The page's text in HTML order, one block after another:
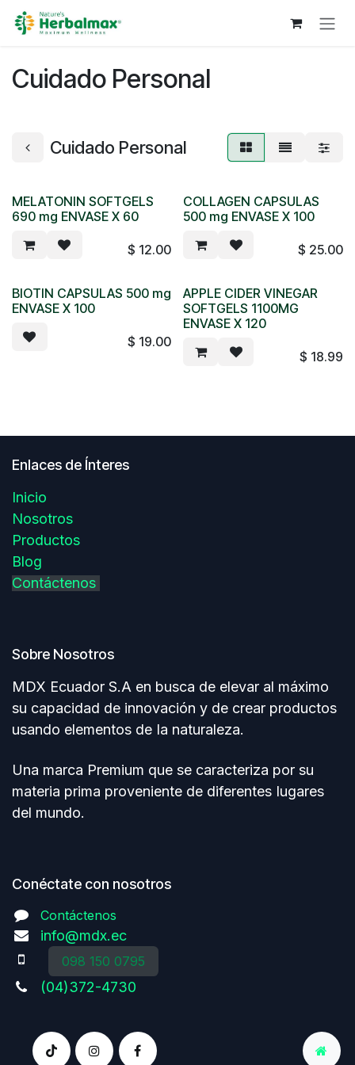
Skip to Content
Cuidado Personal
Cuidado Personal
MELATONIN SOFTGELS
690 mg ENVASE X 60
$ 12.00
COLLAGEN CAPSULAS
500 mg ENVASE X 100
$ 25.00
BIOTIN CAPSULAS 500 mg
ENVASE X 100
$ 19.00
APPLE CIDER VINEGAR
SOFTGELS 1100MG
ENVASE X 120
$ 18.99
Enlaces de Ínteres
Inicio
Nosotros
Productos
Blog
Contáctenos
Sobre Nosotros
MDX Ecuador S.A en busca de elevar al máximo
su capacidad de innovación y de crear productos
usando elementos de Ia naturaleza.
Una marca Premium que se caracteriza por su
materia prima proveniente de diferentes Iugares
del mundo.
Conéctate con nosotros
Contáctenos
info@mdx.ec
098 150 0795
(04)372-4730